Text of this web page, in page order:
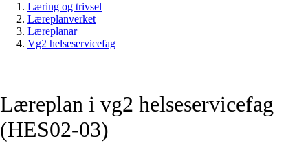
Læring og trivsel
Læreplanverket
Læreplanar
Vg2 helseservicefag
Læreplan i vg2 helseservicefag
(HES02‑03)